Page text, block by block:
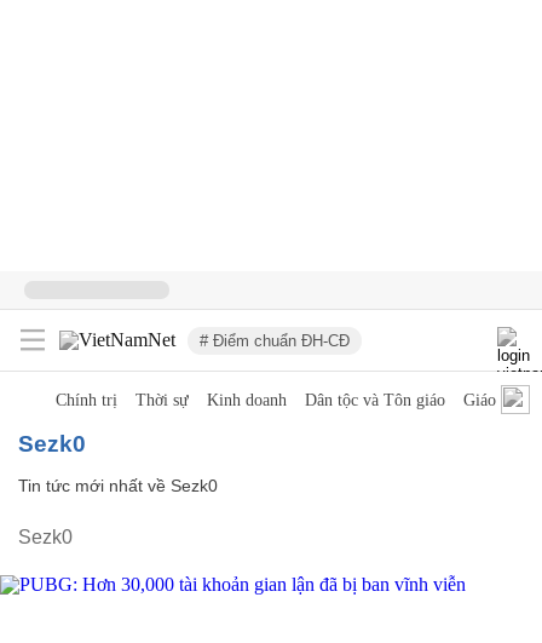
# Điểm chuẩn ĐH-CĐ
Chính trị Thời sự Kinh doanh Dân tộc và Tôn giáo Giáo dục
Sezk0
Tin tức mới nhất về Sezk0
Sezk0